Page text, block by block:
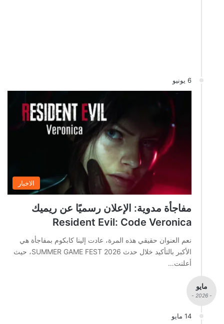
6 يونيو
الاخبار
مفاجأة مدوية: الإعلان رسميًا عن ريميك
Resident Evil: Code Veronica
نعم العنوان حقيقي هذه المرة، عادت إلينا كابكوم بمفاجأة هي
الأكبر بالتأكيد خلال حدث SUMMER GAME FEST 2026، حيث
أعلنت…
مايو
- 2026 -
14 مايو